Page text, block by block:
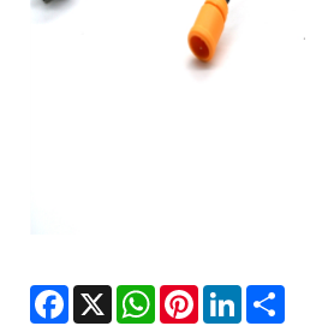
Facebook
X WhatsAppPinterestLinkedIn